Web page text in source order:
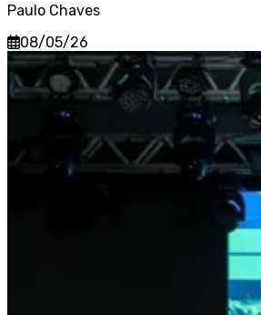
Paulo Chaves
08/05/26